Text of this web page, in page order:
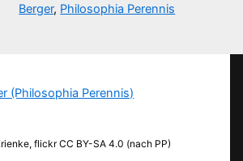
Berger, Philosophia Perennis
(Philosophia Perennis)
flickr CC BY-SA 4.0 (nach PP)